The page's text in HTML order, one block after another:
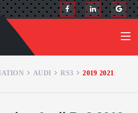
AUDI RS3 2019 2021